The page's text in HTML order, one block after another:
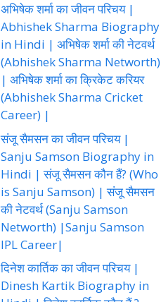
अभिषेक शर्मा का जीवन परिचय |
Abhishek Sharma Biography
in Hindi | अभिषेक शर्मा की नेटवर्थ
(Abhishek Sharma Networth)
| अभिषेक शर्मा का क्रिकेट करियर
(Abhishek Sharma Cricket
Career) |
संजू सैमसन का जीवन परिचय |
Sanju Samson Biography in
Hindi | संजू सैमसन कौन हैं? (Who
is Sanju Samson) | संजू सैमसन
की नेटवर्थ (Sanju Samson
Networth) |Sanju Samson
IPL Career|
दिनेश कार्तिक का जीवन परिचय |
Dinesh Kartik Biography in